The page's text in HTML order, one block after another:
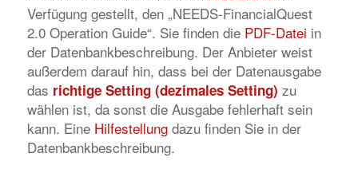
Verfügung gestellt, den „NEEDS-FinancialQuest
2.0 Operation Guide“. Sie finden die PDF-Datei in
der Datenbankbeschreibung. Der Anbieter weist
außerdem darauf hin, dass bei der Datenausgabe
das richtige Setting (dezimales Setting) zu
wählen ist, da sonst die Ausgabe fehlerhaft sein
kann. Eine Hilfestellungdazu finden Sie in der
Datenbankbeschreibung.